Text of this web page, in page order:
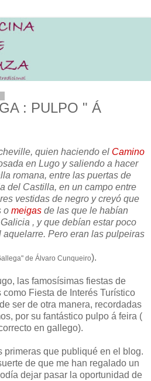
: PULPO " Á
quien haciendo el Camino
en Lugo y saliendo a hacer
romana, entre las puertas de
del Castilla, en un campo entre
vestidas de negro y creyó que
o meigas de las que le habían
, y que debían estar poco
Pero eran las pulpeiras
de Álvaro Cunqueiro).
las famosísimas fiestas de
como Fiesta de Interés Turístico
ser de otra manera, recordadas
por su fantástico pulpo á feira (
en gallego).
primeras que publiqué en el blog.
de que me han regalado un
dejar pasar la oportunidad de